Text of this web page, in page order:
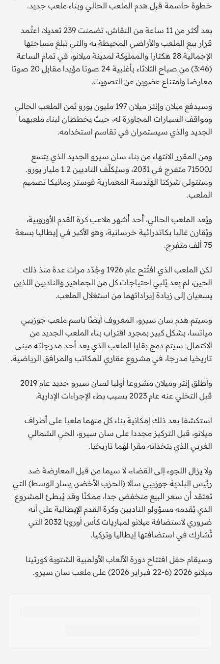
خطوة حاسمة قبل هدم الملعب الحالي وبناء ملعب جديد.
بعد أكثر من 11 ساعة من النقاش، تضمنت 239 تعديلا، اعتُمد
قرار بيع الملعب والأراضي المحيطة به والتي تبلغ مساحتها
الإجمالية 28 هكتارا والمملوكة لمدينة ميلانو، في تمام الساعة
(3:46) من صباح الثلاثاء بأغلبية 24 صوتا مؤيدا مقابل 20 صوتا
معارضا وامتناع عضوين عن التصويت.
وسيدفع ميلان وإنتر ميلان 197 مليون يورو ثمن الملعب الحالي
ومواقف السيارات المجاورة له، حيث يخططان لبناء ملعبهما
الجديد والذي سيستمران في تقاسم استخدامه.
ومن المقرر الانتهاء من بناء سان سيرو الجديد الذي يتسع
لـ71500 متفرج في 2031، وسيُكلّف الناديين 1.2 مليار يورو.
وستتولى شركتا الهندسة المعمارية فوستر ومانيكا تصميم
الملعب.
ويُعد الملعب الحالي، أحد أشهر ملاعب كرة القدم الأوروبية،
ويُقارن غالبا بكاتدرائية خرسانية، وهو الأكبر في إيطاليا بسعة
75 ألف متفرج.
لكن الملعب الذي افتُتح عام 1926 وجُدّد مرات عدة منذ ذلك
الحين، لم يعد يُلبي احتياجات كل من الجماهير والناديين اللذين
يسعيان إلى زيادة إيراداتهما من استغلال الملعب.
وسيتم هدم سان سيرو، المعروف أيضًا باسم ملعب جوزيبي
مياتسا، بشكل كبير بمجرد اقتراب بناء الملعب الجديد من
الاكتمال. سيتم دمج بقايا الملعب الذي يعد أحد مدرجاته مبنى
تاريخيا مدرجا، في مشروع عقاري للمكاتب والمرافق الرياضية.
وأطلق إنتر وميلان مشروعا أوليا لسان سيرو جديد عام 2019
قبل التخلي عنه عام 2023 بسبب بطء الإجراءات الإدارية.
استكشفا بعد ذلك إمكانية بناء كل منهما ملعبا على أطراف
ميلانو، قبل التركيز مجددا على سان سيرو، الحي الشمالي
الغربي الذي يتخذانه مقرا لهما تاريخيا.
ولا يزال اللجوء إلى القضاء، لا سيما من قبل المعارضة ضد
رئيس البلدية جوزيبي سالا (الحزب الأخضر، يسار الوسط) التي
تعتقد أن سعر البيع منخفض جدا، ممكنًا وقد يُبطئ المشروع
الذي يُقدمه مسؤولو الناديين وكرة القدم الإيطالية على أنه
ضروري لاستضافة ميلانو لمباريات كأس أوروبا 2032 التي
تُشارك في استضافتها إيطاليا وتركيا.
وسيقام حفل افتتاح دورة الألعاب الأولمبية الشتوية كورتينا
ميلانو 2026 (6-22 فبراير 2026) على ملعب سان سيرو.